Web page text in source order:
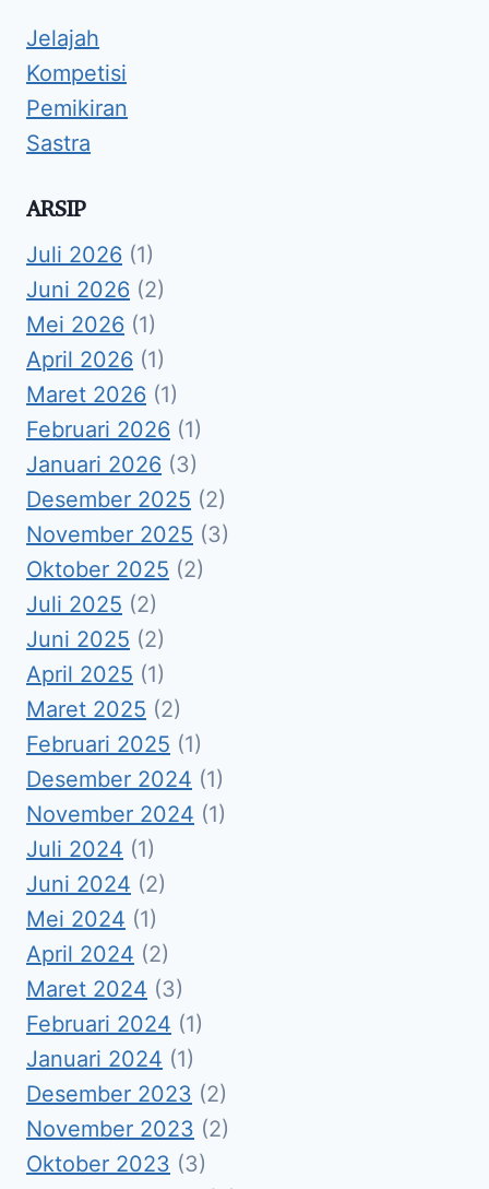
Jelajah
Kompetisi
Pemikiran
Sastra
ARSIP
Juli 2026 (1)
Juni 2026 (2)
Mei 2026 (1)
April 2026 (1)
Maret 2026 (1)
Februari 2026 (1)
Januari 2026 (3)
Desember 2025 (2)
November 2025 (3)
Oktober 2025 (2)
Juli 2025 (2)
Juni 2025 (2)
April 2025 (1)
Maret 2025 (2)
Februari 2025 (1)
Desember 2024 (1)
November 2024 (1)
Juli 2024 (1)
Juni 2024 (2)
Mei 2024 (1)
April 2024 (2)
Maret 2024 (3)
Februari 2024 (1)
Januari 2024 (1)
Desember 2023 (2)
November 2023 (2)
Oktober 2023 (3)